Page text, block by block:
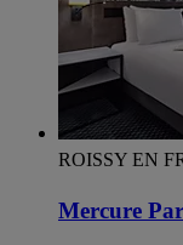
ROISSY EN
Mercure